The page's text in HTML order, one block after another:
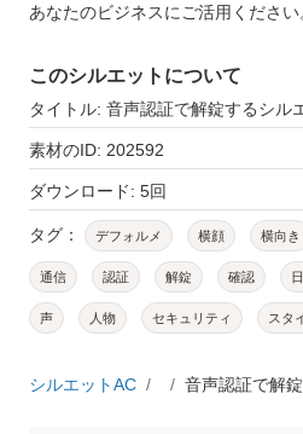
あなたのビジネスにご活用ください
このシルエットについて
タイトル: 音声認証で解錠するシル
素材のID: 202592
ダウンロード: 5回
タグ： デフォルメ 横顔 横向き
通信 認証 解錠 確認
声 人物 セキュリティ スタ
シルエットAC 音声認証で解